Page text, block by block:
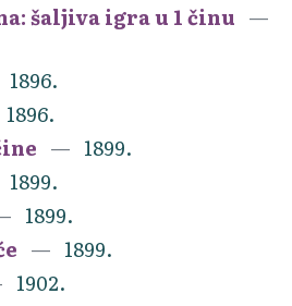
šaljiva igra u 1 činu
1896.
1896.
1899.
1899.
1899.
1899.
1902.